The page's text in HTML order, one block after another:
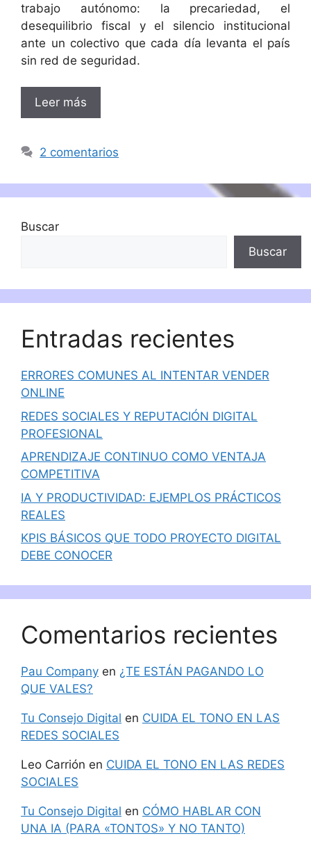
trabajo autónomo: la precariedad, el
desequilibrio fiscal y el silencio institucional
ante un colectivo que cada día levanta el país
sin red de seguridad.
Leer más
2 comentarios
Buscar
Buscar
Entradas recientes
ERRORES COMUNES AL INTENTAR VENDER
ONLINE
REDES SOCIALES Y REPUTACIÓN DIGITAL
PROFESIONAL
APRENDIZAJE CONTINUO COMO VENTAJA
COMPETITIVA
IA Y PRODUCTIVIDAD: EJEMPLOS PRÁCTICOS
REALES
KPIS BÁSICOS QUE TODO PROYECTO DIGITAL
DEBE CONOCER
Comentarios recientes
Pau Company en ¿TE ESTÁN PAGANDO LO
QUE VALES?
Tu Consejo Digital en CUIDA EL TONO EN LAS
REDES SOCIALES
Leo Carrión en CUIDA EL TONO EN LAS REDES
SOCIALES
Tu Consejo Digital en CÓMO HABLAR CON
UNA IA (PARA «TONTOS» Y NO TANTO)